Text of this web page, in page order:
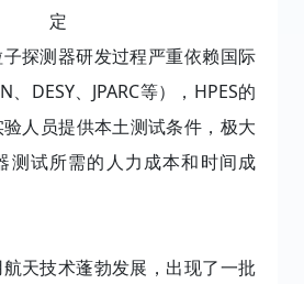
定
探测器研发过程严重依赖国际
、DESY、JPARC等），HPES的
人员提供本土测试条件，极大
测试所需的人力成本和时间成
天技术蓬勃发展，出现了一批